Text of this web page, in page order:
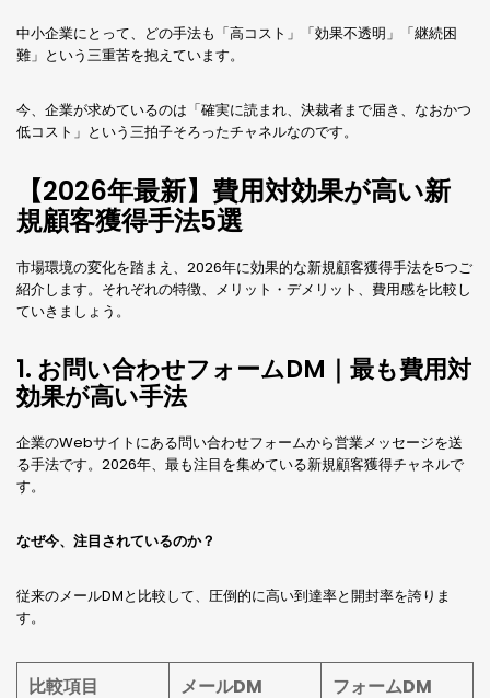
中小企業にとって、どの手法も「高コスト」「効果不透明」「継続困
難」という三重苦を抱えています。
今、企業が求めているのは「確実に読まれ、決裁者まで届き、なおかつ
低コスト」という三拍子そろったチャネルなのです。
【2026年最新】費用対効果が高い新
規顧客獲得手法5選
市場環境の変化を踏まえ、2026年に効果的な新規顧客獲得手法を5つご
紹介します。それぞれの特徴、メリット・デメリット、費用感を比較し
ていきましょう。
1. お問い合わせフォームDM｜最も費用対
効果が高い手法
企業のWebサイトにある問い合わせフォームから営業メッセージを送
る手法です。2026年、最も注目を集めている新規顧客獲得チャネルで
す。
なぜ今、注目されているのか？
従来のメールDMと比較して、圧倒的に高い到達率と開封率を誇りま
す。
比較項目 メールDM フォームDM